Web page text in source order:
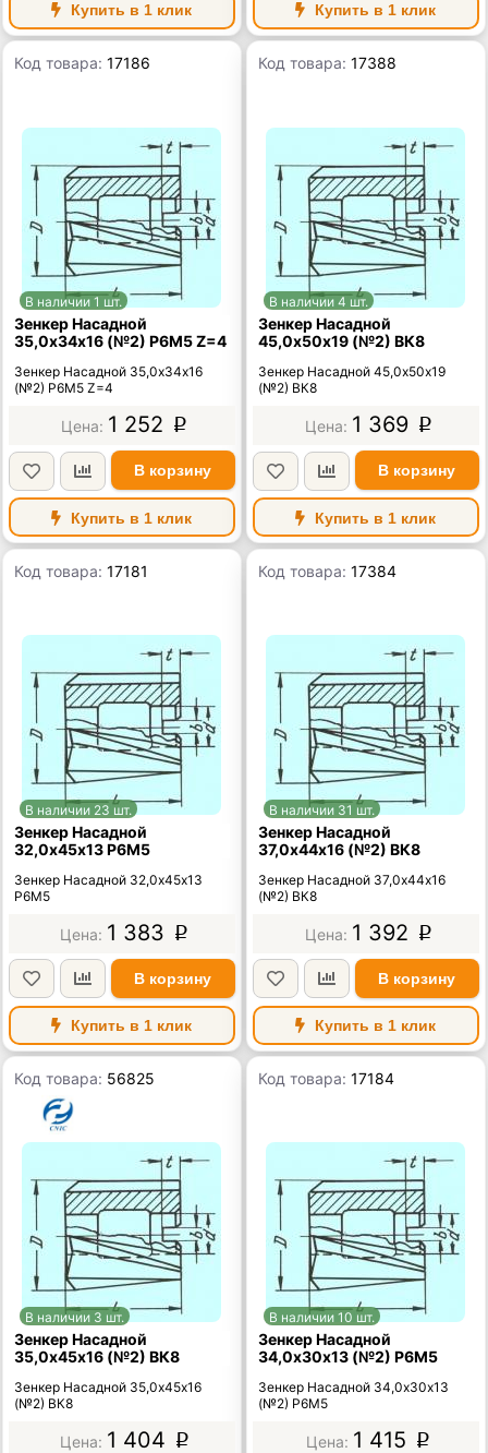
Купить в 1 клик Купить в 1 клик
Код товара:17186
В наличии 1 шт.
Зенкер Насадной
35,0х34х16 (№2) Р6М5 Z=4
Зенкер Насадной 35,0х34х16
(№2) Р6М5 Z=4
1 252 p
В корзину
Купить в 1 клик
Код товара:17388
В наличии 4 шт.
Зенкер Насадной
45,0х50х19 (№2) ВК8
Зенкер Насадной 45,0х50х19
(№2) ВК8
1 369 p
В корзину
Купить в 1 клик
Код товара:17181
В наличии 23 шт.
Зенкер Насадной
32,0х45х13 Р6М5
Зенкер Насадной 32,0х45х13
Р6М5
1 383 p
В корзину
Купить в 1 клик
Код товара:17384
В наличии 31 шт.
Зенкер Насадной
37,0х44х16 (№2) ВК8
Зенкер Насадной 37,0х44х16
(№2) ВК8
1 392 p
В корзину
Купить в 1 клик
Код товара: 56825
В наличии 3 шт.
Зенкер Насадной
35,0х45х16 (№2) ВК8
Зенкер Насадной 35,0х45х16
(№2) ВК8
1 404 p
Код товара:17184
В наличии 10 шт.
Зенкер Насадной
34,0х30х13 (№2) Р6М5
Зенкер Насадной 34,0х30х13
(№2) Р6М5
1 415 p